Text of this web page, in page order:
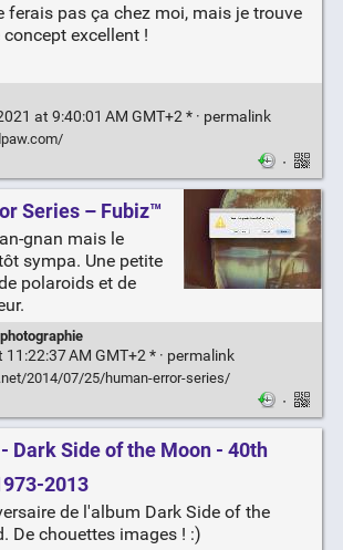
ferais pas ça chez moi, mais je trouve
excellent !
at 9:40:01 AM GMT+2 * · permalink
·
Series – Fubiz™
gnan mais le
sympa. Une petite
polaroids et de
photographie
AM GMT+2 * · permalink
2014/07/25/human-error-series/
·
Dark Side of the Moon - 40th
2013
de l'album Dark Side of the
De chouettes images ! :)